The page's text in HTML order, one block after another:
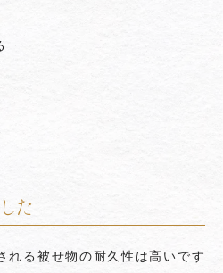
た
れる被せ物の耐久性は高いです